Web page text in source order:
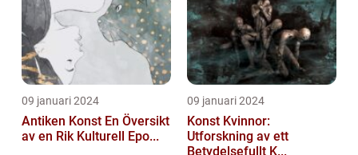
09 januari 2024
Antiken Konst En Översikt
av en Rik Kulturell Epo...
09 januari 2024
Konst Kvinnor:
Utforskning av ett
Betydelsefullt K...